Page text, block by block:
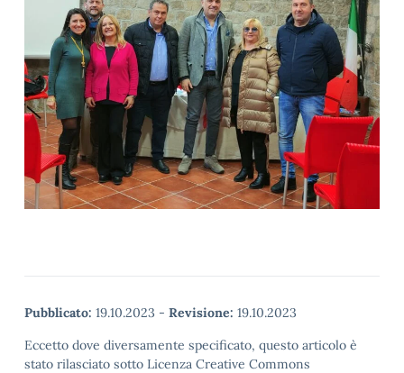
Pubblicato: 19.10.2023 - Revisione: 19.10.2023
Eccetto dove diversamente specificato, questo articolo è
stato rilasciato sotto Licenza Creative Commons